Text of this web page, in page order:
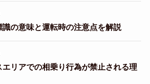
の意味と運転時の注意点を解説
リアでの相乗り行為が禁止される理